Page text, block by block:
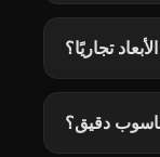
تجاريًا؟
حاسوب دقيق؟